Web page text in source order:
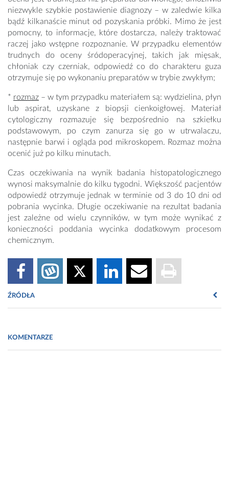
niezwykle szybkie postawienie diagnozy – w zaledwie kilka
bądź kilkanaście minut od pozyskania próbki. Mimo że jest
pomocny, to informacje, które dostarcza, należy traktować
raczej jako wstępne rozpoznanie. W przypadku elementów
trudnych do oceny śródoperacyjnej, takich jak mięsak,
chłoniak czy czerniak, odpowiedź co do charakteru guza
otrzymuje się po wykonaniu preparatów w trybie zwykłym;
* rozmaz – w tym przypadku materiałem są: wydzielina, płyn
lub aspirat, uzyskane z biopsji cienkoigłowej. Materiał
cytologiczny rozmazuje się bezpośrednio na szkiełku
podstawowym, po czym zanurza się go w utrwalaczu,
następnie barwi i ogląda pod mikroskopem. Rozmaz można
ocenić już po kilku minutach.
Czas oczekiwania na wynik badania histopatologicznego
wynosi maksymalnie do kilku tygodni. Większość pacjentów
odpowiedź otrzymuje jednak w terminie od 3 do 10 dni od
pobrania wycinka. Długie oczekiwanie na rezultat badania
jest zależne od wielu czynników, w tym może wynikać z
konieczności poddania wycinka dodatkowym procesom
chemicznym.
ŹRÓDŁA
Badanie_histopatologiczne_-_co_to_jest_Jak_odczytywac_wyniki
https://www.medme.pl/artykuly/badanie-histopatologiczne-co-
KOMENTARZE